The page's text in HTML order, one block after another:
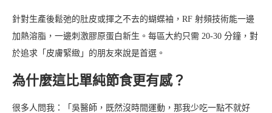
針對生產後鬆弛的肚皮或揮之不去的蝴蝶袖，RF 射頻技術能一邊
加熱溶脂，一邊刺激膠原蛋白新生。每區大約只需 20-30 分鐘，對
於追求「皮膚緊緻」的朋友來說是首選。
為什麼這比單純節食更有感？
很多人問我：「吳醫師，既然沒時間運動，那我少吃一點不就好